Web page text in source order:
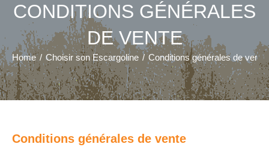
CONDITIONS GÉNÉRALES
DE VENTE
Home / Choisir son Escargoline / Conditions générales de vente
Conditions générales de vente